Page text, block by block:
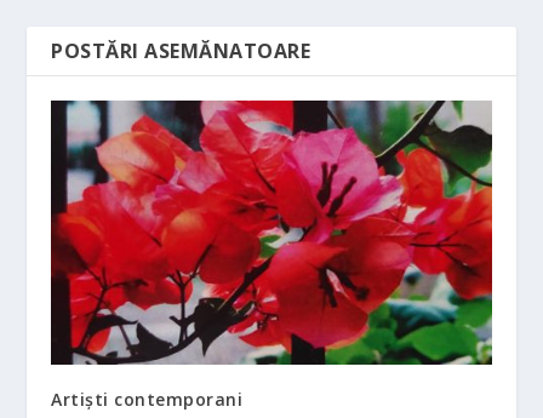
POSTĂRI ASEMĂNATOARE
Artiști contemporani